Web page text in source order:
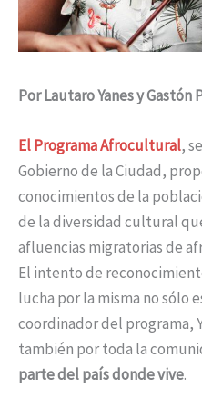
Por Lautaro Yanes y Gastón
El Programa Afrocultural,
Gobierno de la Ciudad,
conocimientos de la
de la diversidad cultural
afluencias migratorias de
El intento de
lucha por la misma no sólo
coordinador del programa,
también por toda la
parte del país donde vive.